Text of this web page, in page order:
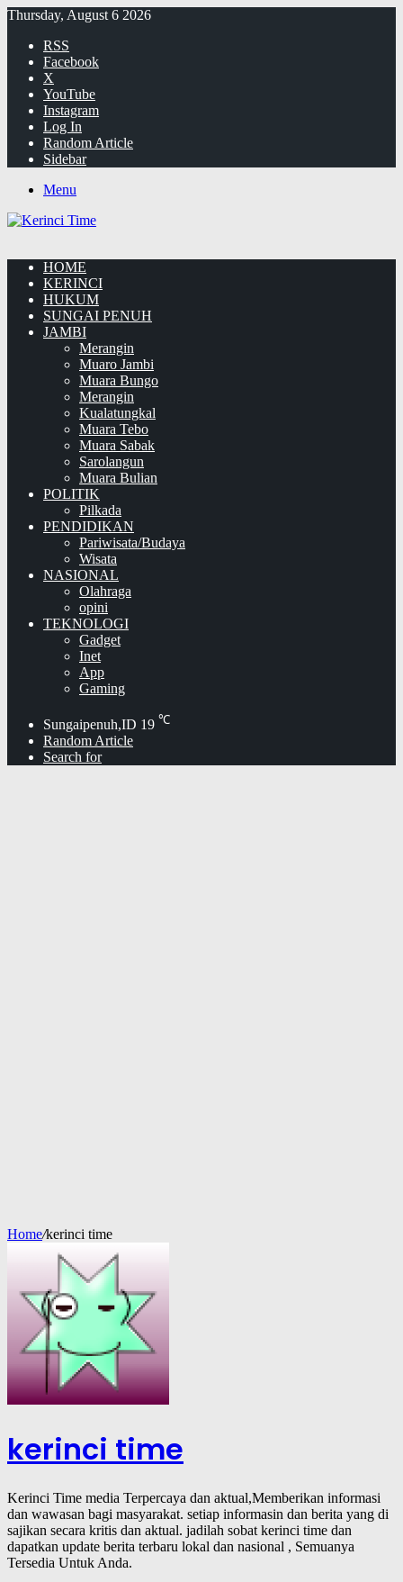
Thursday, August 6 2026
RSS
Facebook
X
YouTube
Instagram
Log In
Random Article
Sidebar
Menu
HOME
KERINCI
HUKUM
SUNGAI PENUH
JAMBI
Merangin
Muaro Jambi
Muara Bungo
Merangin
Kualatungkal
Muara Tebo
Muara Sabak
Sarolangun
Muara Bulian
POLITIK
Pilkada
PENDIDIKAN
Pariwisata/Budaya
Wisata
NASIONAL
Olahraga
opini
TEKNOLOGI
Gadget
Inet
App
Gaming
Sungaipenuh,ID 19 ℃
Random Article
Search for
Home/kerinci time
kerinci time
Kerinci Time media Terpercaya dan aktual,Memberikan informasi
dan wawasan bagi masyarakat. setiap informasin dan berita yang di
sajikan secara kritis dan aktual. jadilah sobat kerinci time dan
dapatkan update berita terbaru lokal dan nasional , Semuanya
Tersedia Untuk Anda.